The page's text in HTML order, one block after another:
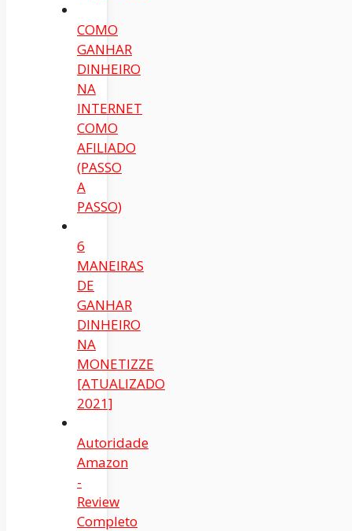
COMO
GANHAR
DINHEIRO
NA
INTERNET
COMO
AFILIADO
(PASSO
A
PASSO)
6
MANEIRAS
DE
GANHAR
DINHEIRO
NA
MONETIZZE
[ATUALIZADO
2021]
Autoridade
Amazon
-
Review
Completo